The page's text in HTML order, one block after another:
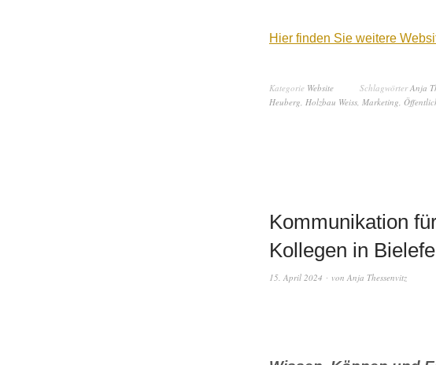
Hier finden Sie weitere
Kategorie Website SchlagwörterAnja
Heuberg, Holzbau Weiss, Marketing,
Kommunikation
Kollegen in
15. April 2024 von Anja Thessenvitz